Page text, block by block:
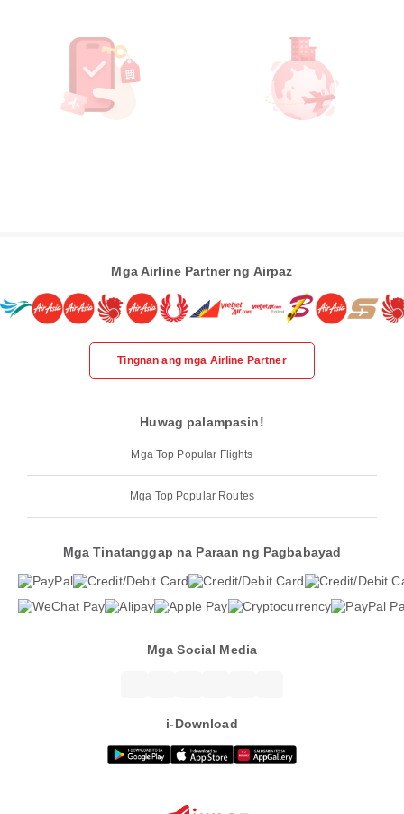
Mga Airline Partner ng Airpaz
Tingnan ang mga Airline Partner
Huwag palampasin!
Mga Top Popular Flights
Mga Top Popular Routes
Mga Tinatanggap na Paraan ng Pagbabayad
Mga Social Media
i-Download